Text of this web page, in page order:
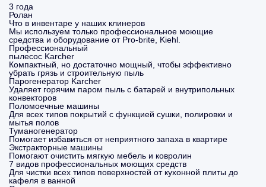
3 года
Ролан
Что в инвентаре у наших клинеров
Мы используем только профессиональное моющие
средства и оборудование от Pro-brite, Kiehl.
Профессиональный
пылесос Karcher
Компактный, но достаточно мощный, чтобы эффективно
убрать грязь и строительную пыль
Парогенератор Karcher
Удаляет горячим паром пыль с батарей и внутрипольных
конвекторов
Поломоечные машины
Для всех типов покрытий с функцией сушки, полировки и
мытья полов
Туманогенератор
Помогает избавиться от неприятного запаха в квартире
Экстракторные машины
Помогают очистить мягкую мебель и ковролин
7 видов профессиональных моющих средств
Для чистки всех типов поверхностей от кухонной плиты до
кафеля в ванной